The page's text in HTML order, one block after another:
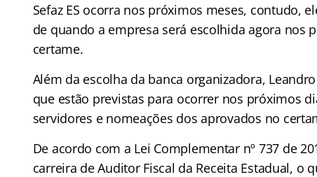
Sefaz ES ocorra nos próximos meses, contudo,
de quando a empresa será escolhida agora nos
certame.
Além da escolha da banca organizadora,
que estão previstas para ocorrer nos próximos
servidores e nomeações dos aprovados no
De acordo com a Lei Complementar nº 737 de
carreira de Auditor Fiscal da Receita Estadual, o